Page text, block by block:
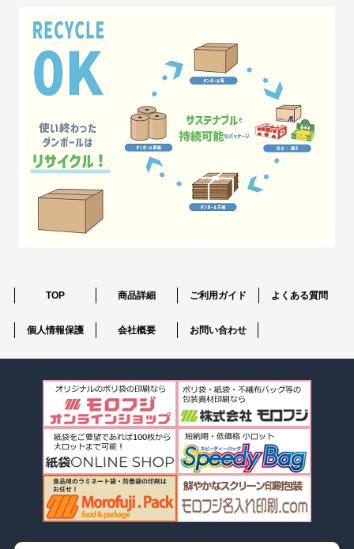
TOP 商品詳細 ご利用ガイド よくある質問
個人情報保護 会社概要 お問い合わせ